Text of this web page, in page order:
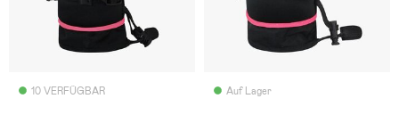
10 VERFÜGBAR Auf Lager